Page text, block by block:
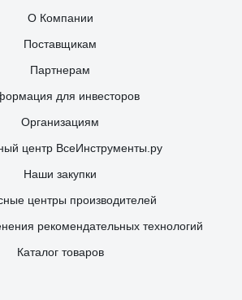
О Компании
Поставщикам
Партнерам
для инвесторов
Организациям
центр ВсеИнструменты.ру
Наши закупки
центры производителей
рекомендательных технологий
Каталог товаров